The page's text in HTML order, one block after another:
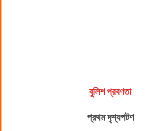
বুলিশ প্রবণতা
প্রথম দৃশ্যপটণ